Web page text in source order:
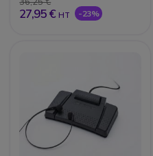
27,95 € HT -23%